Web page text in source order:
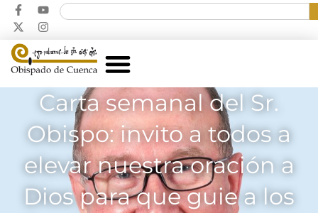
Carta semanal del Sr.
Obispo: invito a todos a
elevar nuestra oración a
Dios para que guie a los